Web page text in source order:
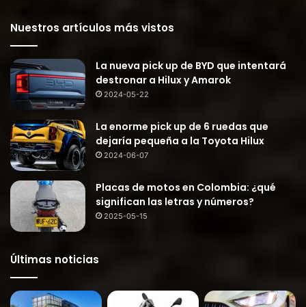
Nuestros artículos más vistos
La nueva pick up de BYD que intentará
destronar a Hilux y Amarok
2024-05-22
La enorme pick up de 6 ruedas que
dejaría pequeña a la Toyota Hilux
2024-06-07
Placas de motos en Colombia: ¿qué
significan las letras y números?
2025-05-15
Últimas noticias